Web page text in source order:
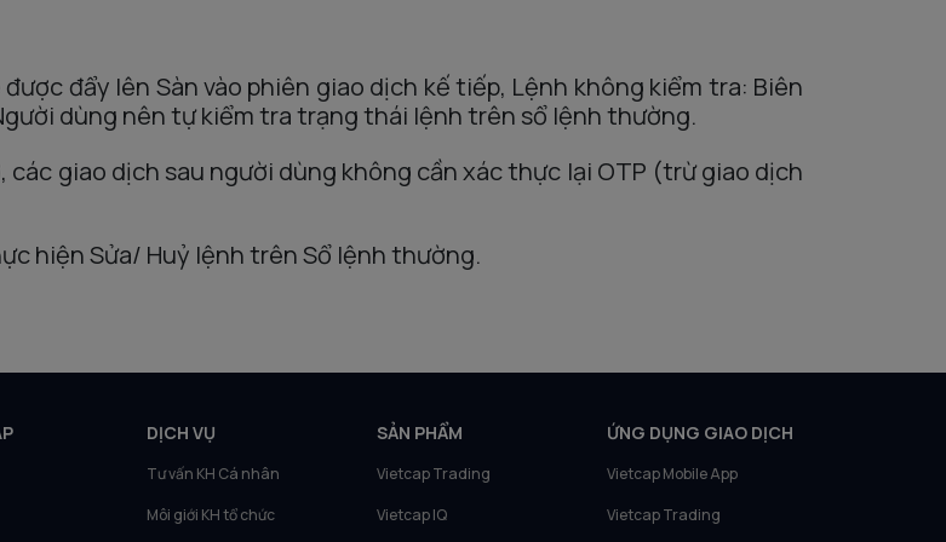
đẩy lên Sàn vào phiên giao dịch kế tiếp, Lệnh không kiểm tra: Biên
dùng nên tự kiểm tra trạng thái lệnh trên sổ lệnh thường.
giao dịch sau người dùng không cần xác thực lại OTP (trừ giao dịch
hiện Sửa/ Huỷ lệnh trên Sổ lệnh thường.
DỊCH VỤ
Tư vấn KH Cá nhân
Môi giới KH tổ chức
SẢN PHẨM
Vietcap Trading
Vietcap IQ
ỨNG DỤNG GIAO DỊCH
Vietcap Mobile App
Vietcap Trading